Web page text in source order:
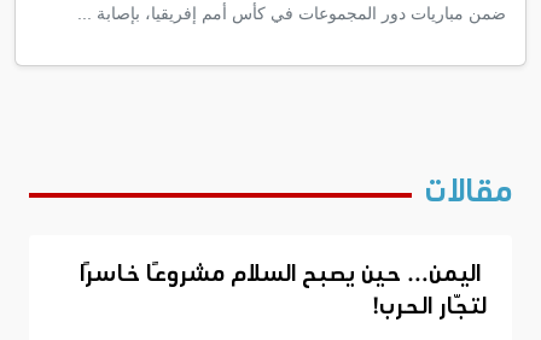
ضمن مباريات دور المجموعات في كأس أمم إفريقيا، بإصابة ...
مقالات
اليمن… حين يصبح السلام مشروعًا خاسرًا
لتجّار الحرب!